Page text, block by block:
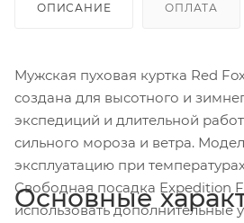
ОПИСАНИЕ ОПЛАТА
Мужская пуховая куртка Red
создана для высотного и
экспедиций и длительной
сильного мороза и ветра.
эксплуатацию при
Свободная посадка Expedition
использовать дополнительные
Основные